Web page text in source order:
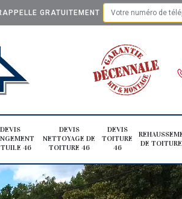
GRATUITEMENT
DEVIS
TUILE 46
DEVIS
NETTOYAGE DE
TOITURE 46
DEVIS
TOITURE
46
DE